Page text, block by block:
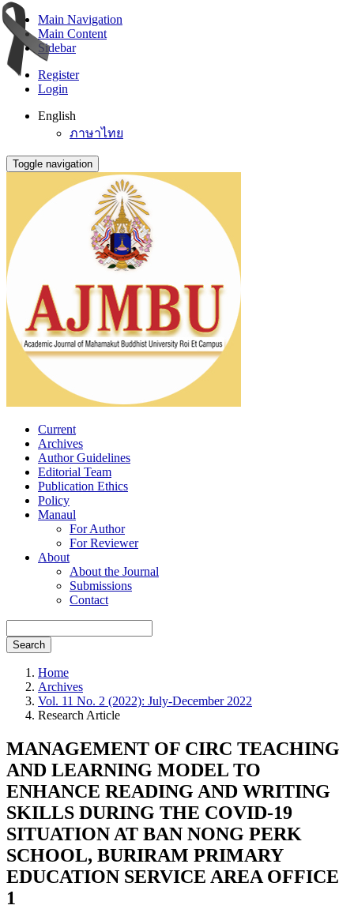
Main Navigation
Main Content
Sidebar
Register
Login
English
ภาษาไทย
Toggle navigation
Current
Archives
Author Guidelines
Editorial Team
Publication Ethics
Policy
Manaul
For Author
For Reviewer
About
About the Journal
Submissions
Contact
Search
Home
Archives
Vol. 11 No. 2 (2022): July-December 2022
Research Article
MANAGEMENT OF CIRC TEACHING
AND LEARNING MODEL TO
ENHANCE READING AND WRITING
SKILLS DURING THE COVID-19
SITUATION AT BAN NONG PERK
SCHOOL, BURIRAM PRIMARY
EDUCATION SERVICE AREA OFFICE
1